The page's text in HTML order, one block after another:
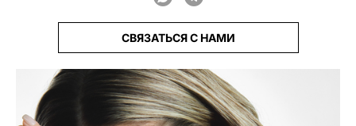
СВЯЗАТЬСЯ С НАМИ